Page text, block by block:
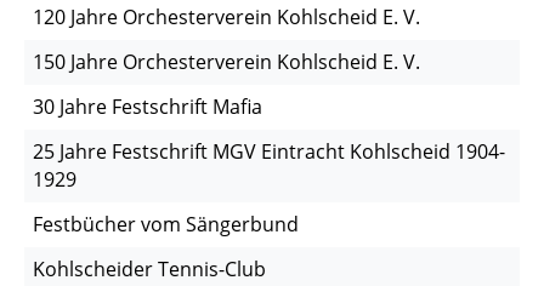
120 Jahre Orchesterverein Kohlscheid E. V.
150 Jahre Orchesterverein Kohlscheid E. V.
30 Jahre Festschrift Mafia
25 Jahre Festschrift MGV Eintracht Kohlscheid 1904-
1929
Festbücher vom Sängerbund
Kohlscheider Tennis-Club